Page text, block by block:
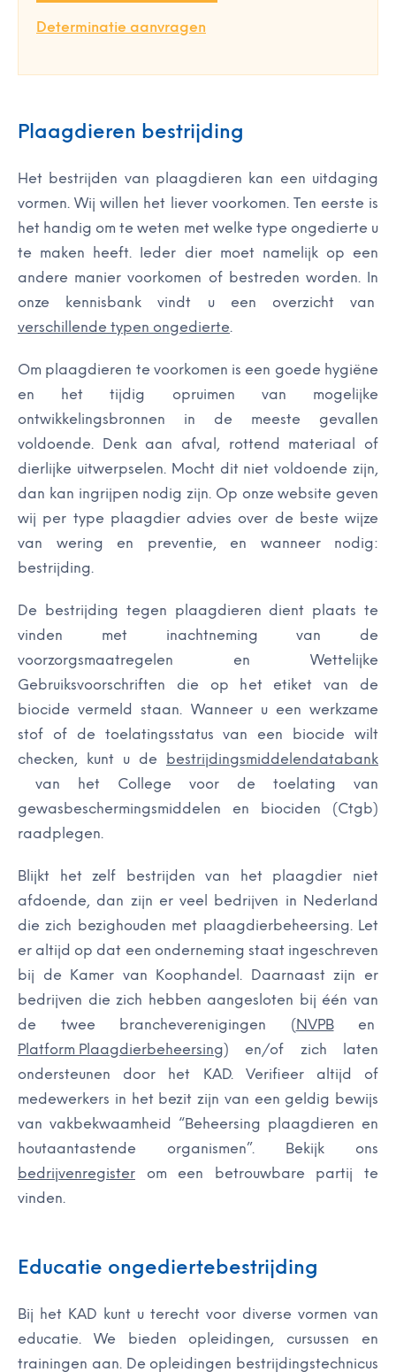
Determinatie aanvragen
Plaagdieren bestrijding
Het bestrijden van plaagdieren kan een uitdaging
vormen. Wij willen het liever voorkomen. Ten eerste is
het handig om te weten met welke type ongedierte u
te maken heeft. Ieder dier moet namelijk op een
andere manier voorkomen of bestreden worden. In
onze kennisbank vindt u een overzicht van
verschillende typen ongedierte.
Om plaagdieren te voorkomen is een goede hygiëne
en het tijdig opruimen van mogelijke
ontwikkelingsbronnen in de meeste gevallen
voldoende. Denk aan afval, rottend materiaal of
dierlijke uitwerpselen. Mocht dit niet voldoende zijn,
dan kan ingrijpen nodig zijn. Op onze website geven
wij per type plaagdier advies over de beste wijze
van wering en preventie, en wanneer nodig:
bestrijding.
De bestrijding tegen plaagdieren dient plaats te
vinden met inachtneming van de
voorzorgsmaatregelen en Wettelijke
Gebruiksvoorschriften die op het etiket van de
biocide vermeld staan. Wanneer u een werkzame
stof of de toelatingsstatus van een biocide wilt
checken, kunt u de
bestrijdingsmiddelendatabank
van het College voor de toelating van
gewasbeschermingsmiddelen en biociden (Ctgb)
raadplegen.
Blijkt het zelf bestrijden van het plaagdier niet
afdoende, dan zijn er veel bedrijven in Nederland
die zich bezighouden met plaagdierbeheersing. Let
er altijd op dat een onderneming staat ingeschreven
bij de Kamer van Koophandel. Daarnaast zijn er
bedrijven die zich hebben aangesloten bij één van
de twee brancheverenigingen (NVPBen
Platform Plaagdierbeheersing) en/of zich laten
ondersteunen door het KAD. Verifieer altijd of
medewerkers in het bezit zijn van een geldig bewijs
van vakbekwaamheid “Beheersing plaagdieren en
houtaantastende organismen”. Bekijk ons
bedrijvenregister om een betrouwbare partij te
vinden.
Educatie ongediertebestrijding
Bij het KAD kunt u terecht voor diverse vormen van
educatie. We bieden opleidingen, cursussen en
trainingen aan. De opleidingen bestrijdingstechnicus